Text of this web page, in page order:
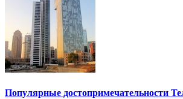
Популярные достопримечательности